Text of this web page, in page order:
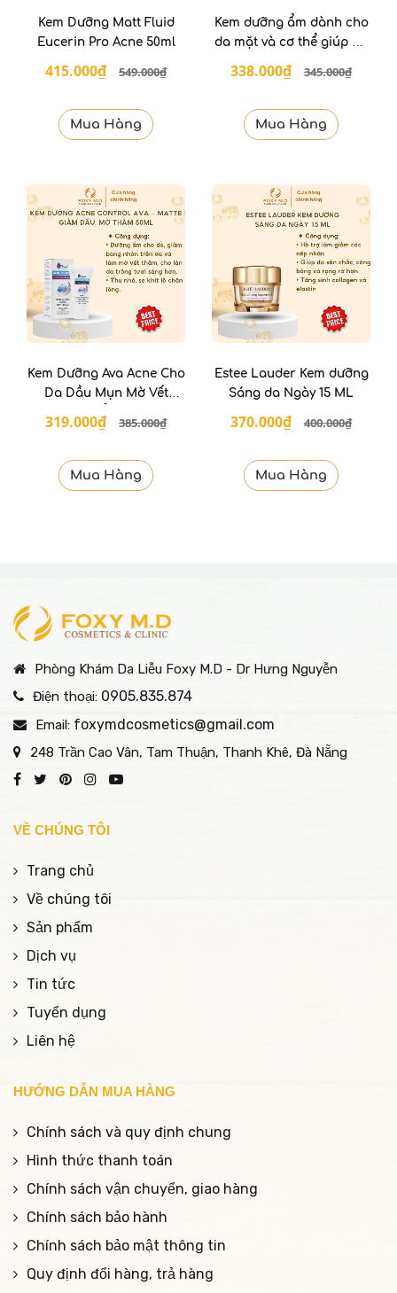
Kem Dưỡng Matt Fluid
Eucerin Pro Acne 50ml
415.000₫ 549.000₫
Mua Hàng
Kem dưỡng ẩm dành cho
da mặt và cơ thể giúp da
Exomega Allergo
338.000₫ 345.000₫
Mua Hàng
Kem Dưỡng Ava Acne Cho
Da Dầu Mụn Mờ Vết
50ml
319.000₫ 385.000₫
Mua Hàng
Estee Lauder Kem dưỡng
Sáng da Ngày 15 ML
370.000₫ 400.000₫
Mua Hàng
Phòng Khám Da Liễu Foxy M.D - Dr Hưng Nguyễn
Điện thoại: 0905.835.874
Email: foxymdcosmetics@gmail.com
248 Trần Cao Vân, Tam Thuận, Thanh Khê, Đà Nẵng
VỀ CHÚNG TÔI
Trang chủ
Về chúng tôi
Sản phẩm
Dịch vụ
Tin tức
Tuyển dụng
Liên hệ
HƯỚNG DẪN MUA HÀNG
Chính sách và quy định chung
Hình thức thanh toán
Chính sách vận chuyển, giao hàng
Chính sách bảo hành
Chính sách bảo mật thông tin
Quy định đổi hàng, trả hàng